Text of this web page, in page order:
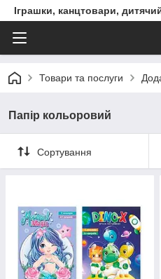
Іграшки, канцтовари,
Товари та послуги
Папір кольоровий
Сортування